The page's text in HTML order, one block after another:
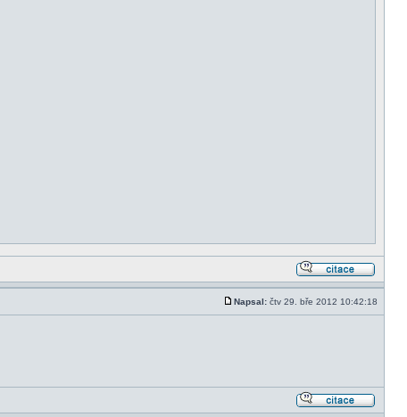
Napsal: čtv 29. bře 2012 10:42:18